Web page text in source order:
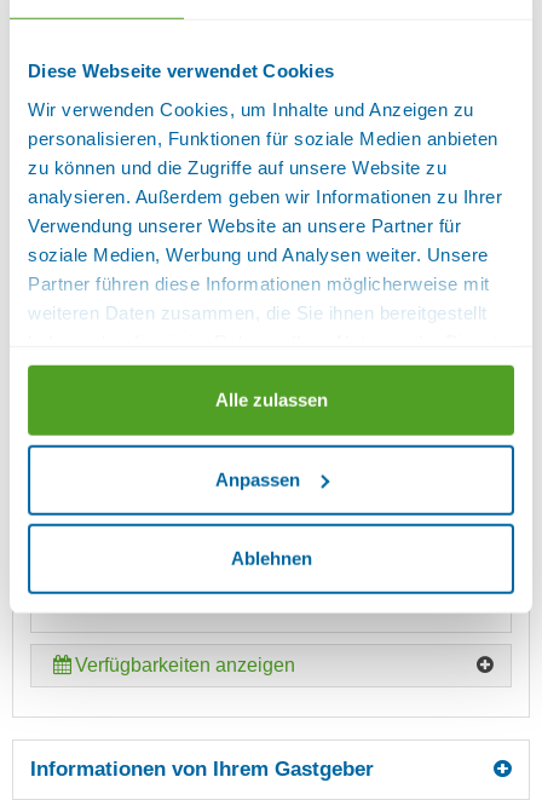
Diese Webseite verwendet Cookies
Wir verwenden Cookies, um Inhalte und Anzeigen zu
personalisieren, Funktionen für soziale Medien anbieten
zu können und die Zugriffe auf unsere Website zu
analysieren. Außerdem geben wir Informationen zu Ihrer
Verwendung unserer Website an unsere Partner für
soziale Medien, Werbung und Analysen weiter. Unsere
Partner führen diese Informationen möglicherweise mit
weiteren Daten zusammen, die Sie ihnen bereitgestellt
gesammelt haben.
Alle zulassen
Anpassen
Ablehnen
mehr (8 ) »
mehr (8 ) »
mehr (8 ) »
mehr (8 ) »
Wohnzimmer mit gemütlicher Essecke und kleiner
Doppelbett, Kaltschaummatratzen und verstellbaren
Lattenrosten. Küche mit moderner Küchenzeile,
Bad mit Badewanne und Duschmöglichkeit.
Flachbildfernseher, Radio mit CD-laufwerk und
USB, Telefon,Terrasse möbliert. Küche mit
Cerankochfeld, Backofen und Dunstabzug,
Kühlschrank mit Gefrierfach. Kaffeemaschine,
Wasserkocher, Toaster, Brotschneidemaschine.
Ferienwohnung vorhanden.
Handtücher vorhanden, KaffeemaschineSanitär:
Größe (Quadratmeter): 57
Verfügbarkeiten anzeigen
Informationen von Ihrem Gastgeber